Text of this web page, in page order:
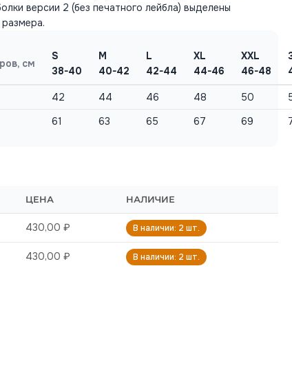
версии 2 (без печатного лейбла) выделены
см
S
38-40
M
40-42
L
42-44
XL
44-46
XXL
46-48
42 44 46 48 50
61 63 65 67 69
ЦЕНА НАЛИЧИЕ
430,00 ₽ В наличии: 2 шт.
430,00 ₽ В наличии: 2 шт.